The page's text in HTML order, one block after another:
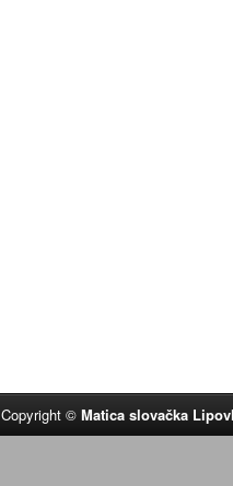
Copyright ©Matica slovačka